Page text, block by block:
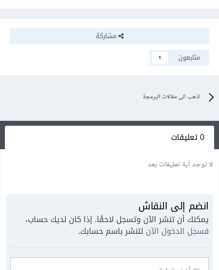
مشاركة
متابعون
1
اذهب الى مقالات البرمجة
0 تعليقات
لا توجد أية تعليقات بعد
انضم إلى النقاش
يمكنك أن تنشر الآن وتسجل لاحقًا. إذا كان لديك حساب،
فسجل الدخول الآن لتنشر باسم حسابك.